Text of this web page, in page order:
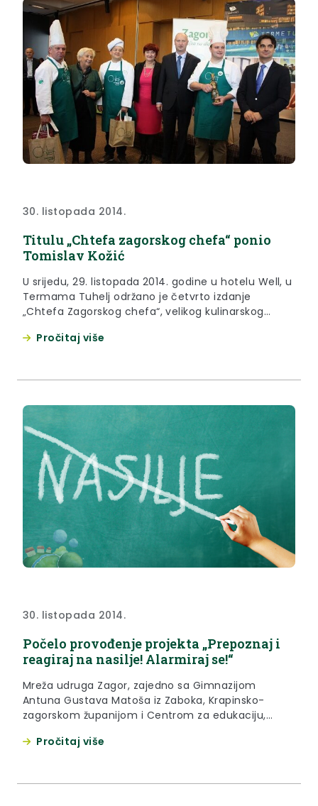
Okvirni sporazum za tri od šest predmetnih grupa
te je Krapinsko-zagorska županija sklopila
jednogodišnje ugovore o prijevozu sa ponuditeljem
PRESEČKI GRUPA d.o.o. Krapina, Frana Galovića 15, za
tri od šest predmetnih grupa.
30. listopada 2014.
Titulu „Chtefa zagorskog chefa“ ponio
Tomislav Kožić
U srijedu, 29. listopada 2014. godine u hotelu Well, u
Termama Tuhelj održano je četvrto izdanje
„Chtefa Zagorskog chefa“, velikog kulinarskog
županija.
Pročitaj više
30. listopada 2014.
Počelo provođenje projekta „Prepoznaj i
reagiraj na nasilje! Alarmiraj se!“
Mreža udruga Zagor, zajedno sa Gimnazijom
Antuna Gustava Matoša iz Zaboka, Krapinsko-
zagorskom županijom i Centrom za edukaciju,
provođenjem projekta „Prepoznaj i reagiraj na
Pročitaj više